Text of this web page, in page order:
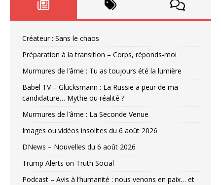
Créateur : Sans le chaos
Préparation à la transition – Corps, réponds-moi
Murmures de l’âme : Tu as toujours été la lumière
Babel TV – Glucksmann : La Russie a peur de ma
candidature… Mythe ou réalité ?
Murmures de l’âme : La Seconde Venue
Images ou vidéos insolites du 6 août 2026
DNews – Nouvelles du 6 août 2026
Trump Alerts on Truth Social
Podcast – Avis à l’humanité : nous venons en paix… et